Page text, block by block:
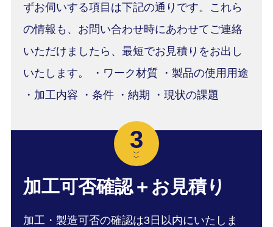
ずお伺いする項目は下記の通りです。これら
の情報も、お問い合わせ時にあわせてご連絡
いただけましたら、最短でお見積りをお出し
いたします。 ・ワーク材質 ・製品の使用用途
・加工内容 ・条件 ・納期 ・現状の課題
3
﹀
﹀
加工可否確認＋お見積り
加工・製造可否の確認は3日以内にいたしま